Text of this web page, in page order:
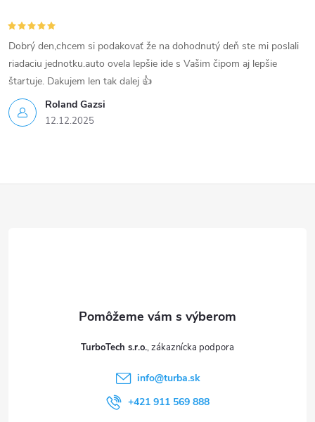
Roland Gazsi
12.12.2025
Dobrý den,chcem si podakovať že na dohodnutý deň ste mi poslali
riadaciu jednotku.auto ovela lepšie ide s Vašim čipom aj lepšie
štartuje. Dakujem len tak dalej 👍
TurboTech s.r.o.
info@turba.sk
+421 911 569 888